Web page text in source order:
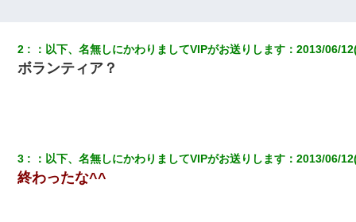
理です！」酷すぎるワードの連発で、耐えきれず店員に5千円を渡
し「お勘定です。逃がして下さい」その後、録音内容を父に聞か
せたら...
【ワロタ】姉から「肉食系14才、乳丸出し、毛はうっすら生えか
け」というタイトルで画像が送られてきた
2 ： 以下、名無しにかわりましてVIPがお送りします ：2013/06/
ボランティア？
3 ： 以下、名無しにかわりましてVIPがお送りします ：2013/06/
終わったな^^